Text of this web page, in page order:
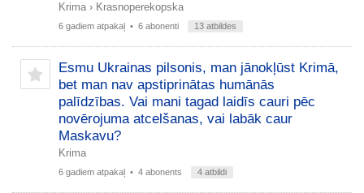
Krima › Krasnoperekopska
6 gadiem atpakaļ • 6 abonenti 13 atbildes
Esmu Ukrainas pilsonis, man jānokļūst Krimā,
bet man nav apstiprinātas humānās
palīdzības. Vai mani tagad laidīs cauri pēc
novērojuma atcelšanas, vai labāk caur
Maskavu?
Krima
6 gadiem atpakaļ • 4 abonents 4 atbildi